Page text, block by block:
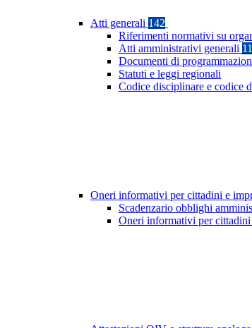
Atti generali 142
Riferimenti normativi su
Atti amministrativi generali
Documenti di
Statuti e leggi regionali
Codice disciplinare e codice
Oneri informativi per cittadini e
Scadenzario obblighi
Oneri informativi per cittadini